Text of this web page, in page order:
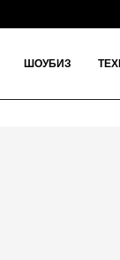
ШОУБИЗ